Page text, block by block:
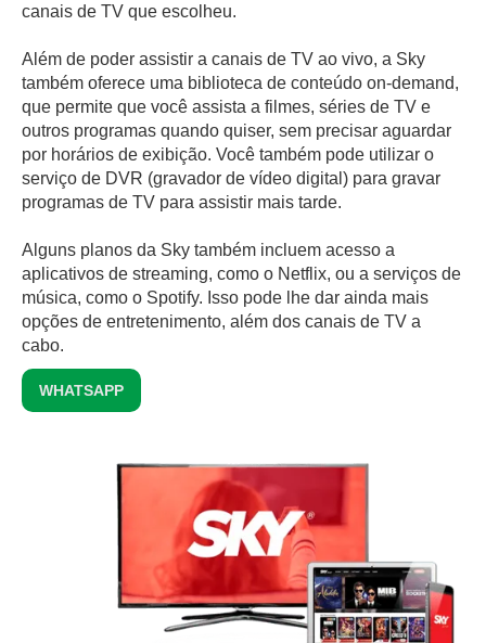
canais de TV que escolheu.
Além de poder assistir a canais de TV ao vivo, a Sky
também oferece uma biblioteca de conteúdo on-demand,
que permite que você assista a filmes, séries de TV e
outros programas quando quiser, sem precisar aguardar
por horários de exibição. Você também pode utilizar o
serviço de DVR (gravador de vídeo digital) para gravar
programas de TV para assistir mais tarde.
Alguns planos da Sky também incluem acesso a
aplicativos de streaming, como o Netflix, ou a serviços de
música, como o Spotify. Isso pode lhe dar ainda mais
opções de entretenimento, além dos canais de TV a
cabo.
WHATSAPP